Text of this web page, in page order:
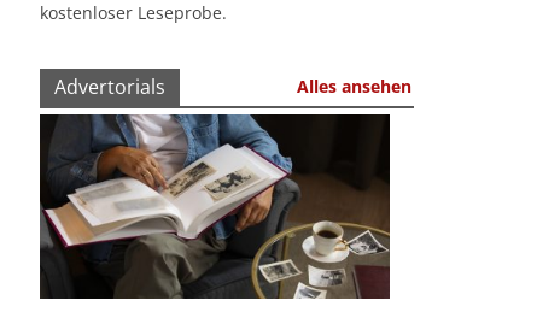
kostenloser Leseprobe.
Advertorials Alles ansehen